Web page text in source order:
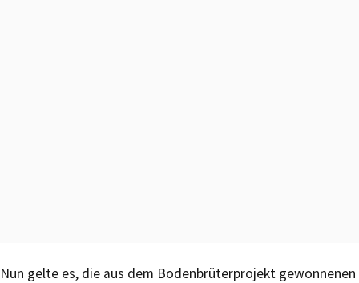
Nun gelte es, die aus dem Bodenbrüterprojekt gewonnenen